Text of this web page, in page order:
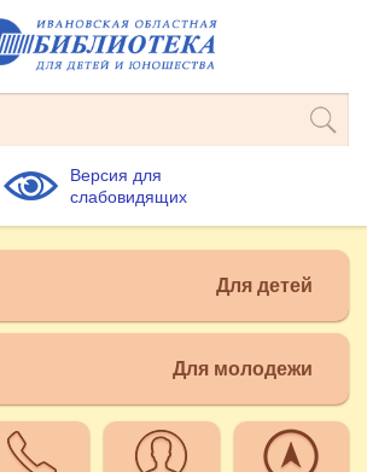
Версия для
слабовидящих
Для детей
Для молодежи